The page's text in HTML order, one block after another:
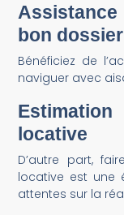
bon dossier
Bénéficiez de
naviguer avec
locative
D’autre part,
locative est une
attentes sur la